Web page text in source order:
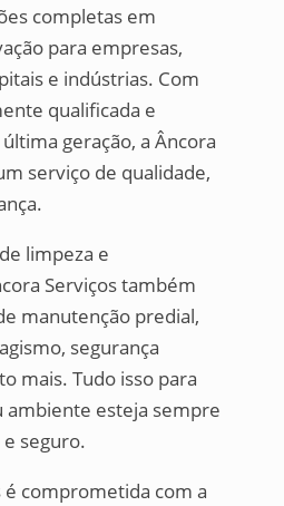
completas em
para empresas,
e indústrias. Com
qualificada e
geração, a Âncora
serviço de qualidade,
limpeza e
Serviços também
manutenção predial,
segurança
mais. Tudo isso para
ambiente esteja sempre
seguro.
é comprometida com a